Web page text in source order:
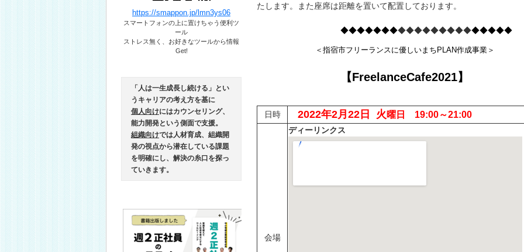
https://smappon.jp/lmn3ys06
スマートフォンの上に置けちゃう便利ツ
ール​
ストレス無く、お好きなツールから情報
Get!
「人は一生成長し続ける」とい
うキャリアの考え方を基に
個人向けにはカウンセリング、
能力開発という側面で支援。
組織向けでは人材育成、組織開
発の視点から潜在している課題
を明確にし、解決の糸口を探っ
ていきます。
たします。また座席は距離を置いて配置しております。
◆◆◆◆◆◆◆◆◆◆◆◆◆◆◆◆◆◆◆◆◆
＜指宿市フリーランスに優しいまちPLAN作成事業＞
【FreelanceCafe2021】
日時 2022年2月22日 火曜日 19:00～21:00
会場
ディーリンクス